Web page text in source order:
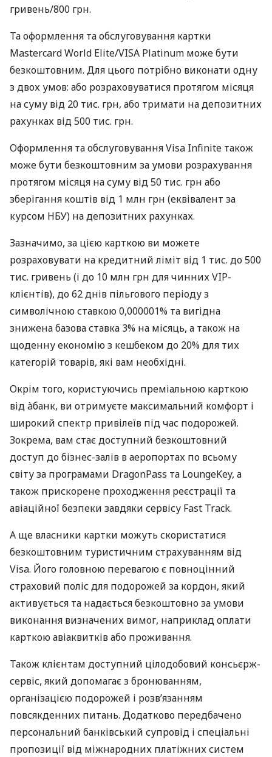
гривень/800 грн.
Та оформлення та обслуговування картки
Mastercard World Elite/VISA Platinum може бути
безкоштовним. Для цього потрібно виконати одну
з двох умов: або розраховуватися протягом місяця
на суму від 20 тис. грн, або тримати на депозитних
рахунках від 500 тис. грн.
Оформлення та обслуговування Visa Infinite також
може бути безкоштовним за умови розрахування
протягом місяця на суму від 50 тис. грн або
зберігання коштів від 1 млн грн (еквівалент за
курсом НБУ) на депозитних рахунках.
Зазначимо, за цією карткою ви можете
розраховувати на кредитний ліміт від 1 тис. до 500
тис. гривень (і до 10 млн грн для чинних VIP-
клієнтів), до 62 днів пільгового періоду з
символічною ставкою 0,000001% та вигідна
знижена базова ставка 3% на місяць, а також на
щоденну економію з кешбеком до 20% для тих
категорій товарів, які вам необхідні.
Окрім того, користуючись преміальною карткою
від àбанк, ви отримуєте максимальний комфорт і
широкий спектр привілеїв під час подорожей.
Зокрема, вам стає доступний безкоштовний
доступ до бізнес-залів в аеропортах по всьому
світу за програмами DragonPass та LoungeKey, а
також прискорене проходження реєстрації та
авіаційної безпеки завдяки сервісу Fast Track.
А ще власники картки можуть скористатися
безкоштовним туристичним страхуванням від
Visa. Його головною перевагою є повноцінний
страховий поліс для подорожей за кордон, який
активується та надається безкоштовно за умови
виконання визначених вимог, наприклад оплати
карткою авіаквитків або проживання.
Також клієнтам доступний цілодобовий консьєрж-
сервіс, який допомагає з бронюванням,
організацією подорожей і розв’язанням
повсякденних питань. Додатково передбачено
персональний банківський супровід і спеціальні
пропозиції від міжнародних платіжних систем